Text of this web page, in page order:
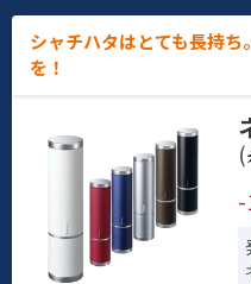
シャチハタはとても長持
を！
(